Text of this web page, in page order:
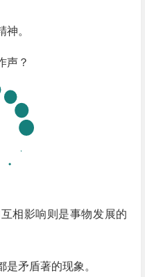
。
声？
相影响则是事物发展的
矛盾著的现象。